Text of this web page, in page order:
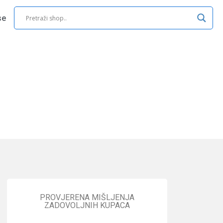
PROVJERENA MIŠLJENJA
ZADOVOLJNIH KUPACA